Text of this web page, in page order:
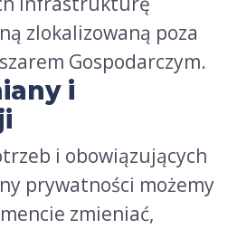
zlokalizowaną poza
Gospodarczym.
i
i obowiązujących
prywatności możemy
zmieniać,